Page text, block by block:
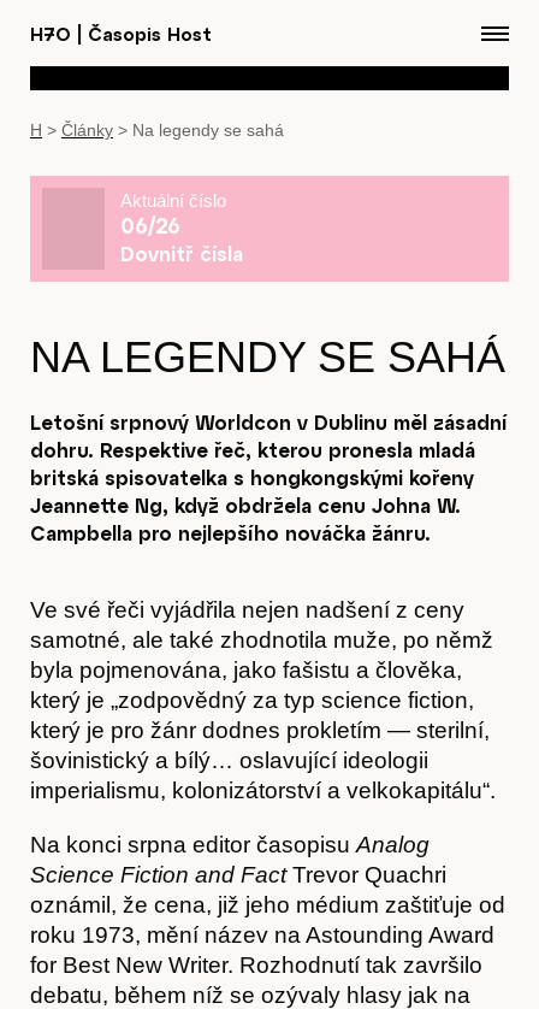
H7O Časopis Host
H > Články > Na legendy se sahá
Aktuální číslo
06/26
Dovnitř čísla
NA LEGENDY SE SAHÁ
Letošní srpnový Worldcon v Dublinu měl zásadní
dohru. Respektive řeč, kterou pronesla mladá
britská spisovatelka s hongkongskými kořeny
Jeannette Ng, když obdržela cenu Johna W.
Campbella pro nejlepšího nováčka žánru.
Ve své řeči vyjádřila nejen nadšení z ceny
samotné, ale také zhodnotila muže, po němž
byla pojmenována, jako fašistu a člověka,
který je „zodpovědný za typ science fiction,
který je pro žánr dodnes prokletím — sterilní,
šovinistický a bílý… oslavující ideologii
imperialismu, kolonizátorství a velkokapitálu“.
Na konci srpna editor časopisu Analog
Science Fiction and FactTrevor Quachri
oznámil, že cena, již jeho médium zaštiťuje od
roku 1973, mění název na Astounding Award
for Best New Writer. Rozhodnutí tak završilo
debatu, během níž se ozývaly hlasy jak na